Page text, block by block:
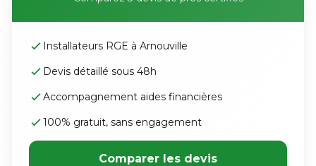
Installateurs RGE à Arnouville
Devis détaillé sous 48h
Accompagnement aides financières
100% gratuit, sans engagement
Comparer les devis